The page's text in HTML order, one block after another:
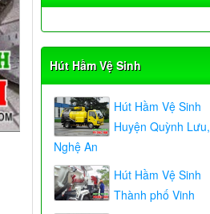
Hút Hầm Vệ Sinh
Hút Hầm Vệ Sinh
Huyện Quỳnh Lưu,
Nghệ An
Hút Hầm Vệ Sinh
Thành phố Vinh